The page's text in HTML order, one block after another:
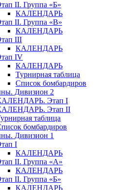
II. Группа «Б»
КАЛЕНДАРЬ
II. Группа «В»
КАЛЕНДАРЬ
III
КАЛЕНДАРЬ
IV
КАЛЕНДАРЬ
Турнирная таблица
Список бомбардиров
Дивизион 2
Этап I
Этап II
таблица
бомбардиров
Дивизион 1
I
КАЛЕНДАРЬ
II. Группа «А»
КАЛЕНДАРЬ
II. Группа «Б»
КАЛЕНДАРЬ